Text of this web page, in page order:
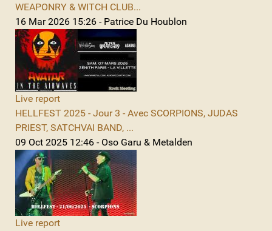
WEAPONRY & WITCH CLUB...
16 Mar 2026 15:26 - Patrice Du Houblon
Live report
HELLFEST 2025 - Jour 3 - Avec SCORPIONS, JUDAS
PRIEST, SATCHVAI BAND, ...
09 Oct 2025 12:46 - Oso Garu & Metalden
Live report